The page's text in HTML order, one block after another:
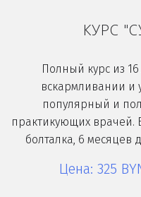
КУРС
Полный курс из
вскармливании и
популярный и
практикующих врачей.
болталка, 6 месяцев
Цена: 325